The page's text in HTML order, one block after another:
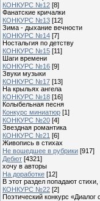
КОНКУРС №12 [8]
Фанатские кричалки
КОНКУРС №13 [12]
Зима - дыхание вечности
КОНКУРС №14 [7]
Ностальгия по детству
КОНКУРС №15 [11]
Шаги времени
КОНКУРС №16 [9]
Звуки музыки
КОНКУРС №17 [13]
На крыльях ангела
КОНКУРС №18 [16]
Колыбельная песня
Конкурс миниатюр [1]
КОНКУРС №20 [4]
Звездная романтика
КОНКУРС №21 [6]
Живопись в стихах
Не вошедшее в рубрики [917]
Дебют [4321]
хочу в авторы
На доработке [12]
В этот раздел попадают
КОНКУРС №22 [2]
Поэтический конкурс «Диалог